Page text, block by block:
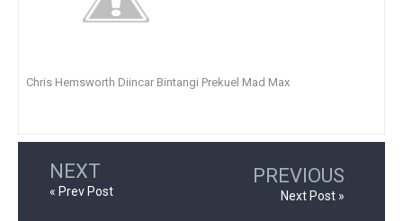
Chris Hemsworth Diincar Bintangi Prekuel Mad Max
NEXT
« Prev Post
PREVIOUS
Next Post »